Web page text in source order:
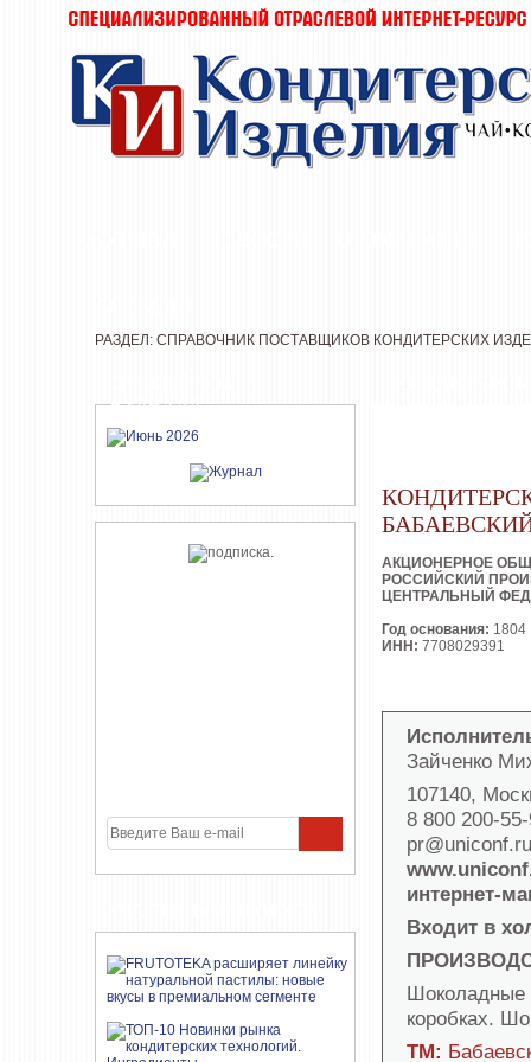
ЖУРНАЛА
РАЗДЕЛ: СПРАВОЧНИК ПОСТАВЩИКОВ КОНДИТЕРСКИХ
АКЦИОНЕРНОЕ
РОССИЙСКИЙ
ЦЕНТРАЛЬНЫЙ
Год основания: 1804
ИНН: 7708029391
Зайченко
107140,
8 800 200-
pr@uniconf.ru
интернет-
Входит в
Шоколадные
коробках.
ТМ: